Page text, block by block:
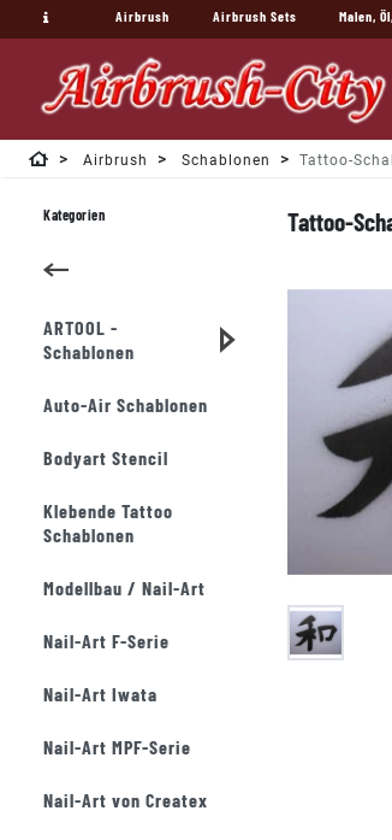
Airbrush Airbrush Sets Malen,
Airbrush Schablonen Tattoo-
Tattoo-
Kategorien
ARTOOL -
Schablonen
Auto-Air Schablonen
Bodyart Stencil
Klebende Tattoo
Schablonen
Modellbau / Nail-Art
Nail-Art F-Serie
Nail-Art Iwata
Nail-Art MPF-Serie
Nail-Art von Createx